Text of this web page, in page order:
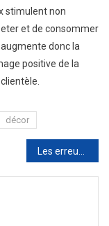
stimulent non
et de consommer
donc la
positive de la
décor